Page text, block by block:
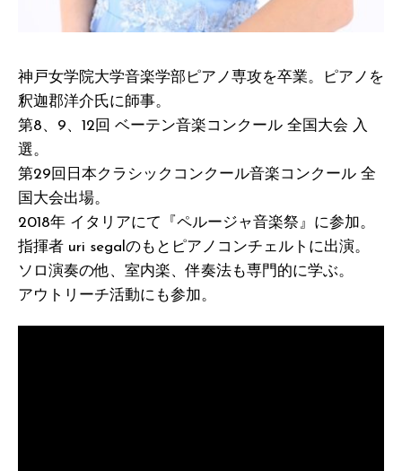
神戸女学院大学音楽学部ピアノ専攻を卒業。ピアノを
釈迦郡洋介氏に師事。
第8、9、12回 ベーテン音楽コンクール 全国大会 入
選。
第29回日本クラシックコンクール音楽コンクール 全
国大会出場。
2018年 イタリアにて『ペルージャ音楽祭』に参加。
指揮者 uri segalのもとピアノコンチェルトに出演。
ソロ演奏の他、室内楽、伴奏法も専門的に学ぶ。
アウトリーチ活動にも参加。